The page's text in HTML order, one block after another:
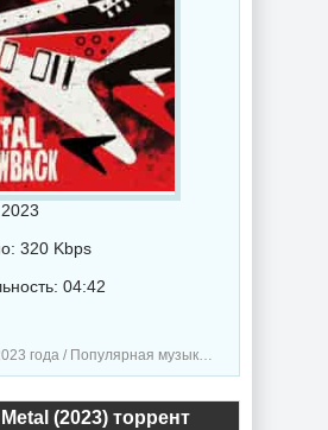
320 Kbps
04:42
/ Популярная музыка / Метал музыка / Музыка VA
(2023) торрент